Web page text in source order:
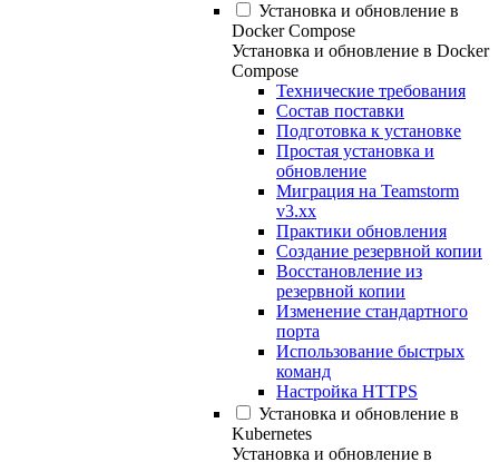
Установка и обновление в
Docker Compose
Установка и обновление в Docker
Compose
Технические требования
Состав поставки
Подготовка к установке
Простая установка и
обновление
Миграция на Teamstorm
v3.xx
Практики обновления
Создание резервной копии
Восстановление из
резервной копии
Изменение стандартного
порта
Использование быстрых
команд
Настройка HTTPS
Установка и обновление в
Kubernetes
Установка и обновление в